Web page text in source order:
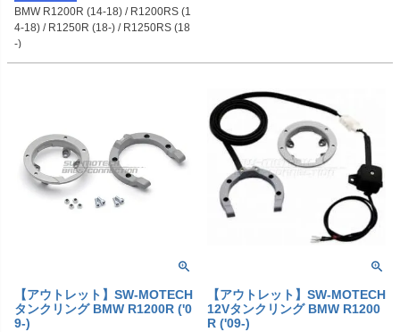
BMW R1200R (14-18) / R1200RS (1
4-18) / R1250R (18-) / R1250RS (18
-)
【アウトレット】SW-MOTECH
タンクリング BMW R1200R ('0
9-)
【アウトレット】SW-MOTECH
12Vタンクリング BMW R1200
R ('09-)